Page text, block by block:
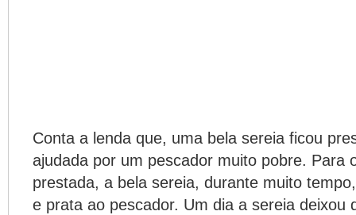
Conta a lenda que, uma bela sereia ficou
ajudada por um pescador muito pobre. Para
prestada, a bela sereia, durante muito
e prata ao pescador. Um dia a sereia deixou